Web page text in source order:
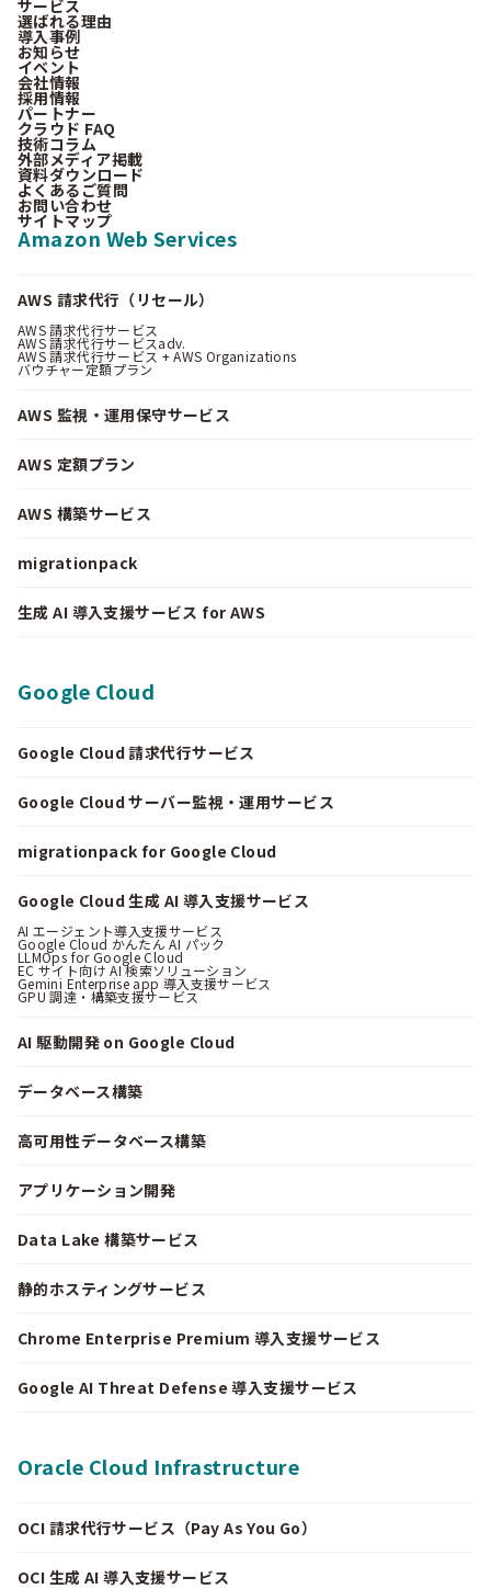
サービス
選ばれる理由
導入事例
お知らせ
イベント
会社情報
採用情報
パートナー
クラウド FAQ
技術コラム
外部メディア掲載
資料ダウンロード
よくあるご質問
お問い合わせ
サイトマップ
Amazon Web Services
AWS 請求代行（リセール）
AWS 請求代行サービス
AWS 請求代行サービスadv.
AWS 請求代行サービス + AWS Organizations
バウチャー定額プラン
AWS 監視・運用保守サービス
AWS 定額プラン
AWS 構築サービス
migrationpack
生成 AI 導入支援サービス for AWS
Google Cloud
Google Cloud 請求代行サービス
Google Cloud サーバー監視・運用サービス
migrationpack for Google Cloud
Google Cloud 生成 AI 導入支援サービス
AI エージェント導入支援サービス
Google Cloud かんたん AI パック
LLMOps for Google Cloud
EC サイト向け AI 検索ソリューション
Gemini Enterprise app 導入支援サービス
GPU 調達・構築支援サービス
AI 駆動開発 on Google Cloud
データベース構築
高可用性データベース構築
アプリケーション開発
Data Lake 構築サービス
静的ホスティングサービス
Chrome Enterprise Premium 導入支援サービス
Google AI Threat Defense 導入支援サービス
Oracle Cloud Infrastructure
OCI 請求代行サービス（Pay As You Go）
OCI 生成 AI 導入支援サービス